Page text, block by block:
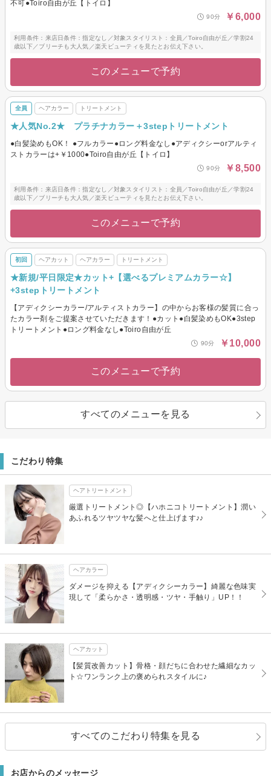
不可●Toiro自由が丘【トイロ】
90分 ￥6,000
利用条件：来店日条件：指定なし／対象スタイリスト：全員／Toiro自由が丘／学割24
歳以下／ブリーチも大人気／楽天ビューティを見たとお伝え下さい。
このメニューで予約
全員 ヘアカラー トリートメント
★人気No.2★ プラチナカラー＋3stepトリートメント
●白髪染めもOK！ ●フルカラー●ロング料金なし●アディクシーorアルティ
ストカラーは+￥1000●Toiro自由が丘【トイロ】
90分 ￥8,500
利用条件：来店日条件：指定なし／対象スタイリスト：全員／Toiro自由が丘／学割24
歳以下／ブリーチも大人気／楽天ビューティを見たとお伝え下さい。
このメニューで予約
初回 ヘアカット ヘアカラー トリートメント
★新規/平日限定★カット+【選べるプレミアムカラー☆】
+3stepトリートメント
【アディクシーカラー/アルティストカラー】の中からお客様の髪質に合っ
たカラー剤をご提案させていただきます！●カット●白髪染めもOK●3step
トリートメント●ロング料金なし●Toiro自由が丘
90分 ￥10,000
このメニューで予約
すべてのメニューを見る
こだわり特集
ヘアトリートメント
厳選トリートメント◎【ハホニコトリートメント】潤い
あふれるツヤツヤな髪へと仕上げます♪♪
ヘアカラー
ダメージを抑える【アディクシーカラー】綺麗な色味実
現して「柔らかさ・透明感・ツヤ・手触り」UP！！
ヘアカット
【髪質改善カット】骨格・顔だちに合わせた繊細なカッ
ト☆ワンランク上の褒められスタイルに♪
すべてのこだわり特集を見る
お店からのメッセージ